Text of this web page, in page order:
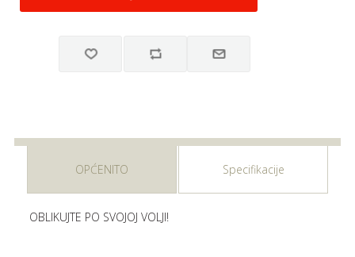
OPĆENITO Specifikacije
OBLIKUJTE PO SVOJOJ VOLJI!